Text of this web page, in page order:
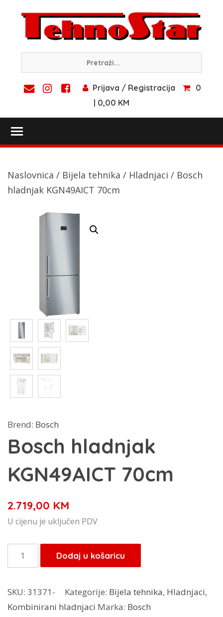
content
Prijava / Registracija
0
| 0,00 KM
Naslovnica / Bijela tehnika / Hladnjaci / Bosch
hladnjak KGN49AICT 70cm
Brend: Bosch
Bosch hladnjak
KGN49AICT 70cm
2.719,00 KM
U cijenu je uključen PDV
Bosch
hladnjak
70cm
količina
Dodaj u košaricu
SKU: 31371- Kategorije: Bijela tehnika, Hladnjaci,
Kombinirani hladnjaci Marka: Bosch